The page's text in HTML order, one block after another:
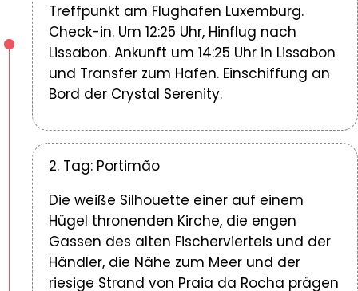
Treffpunkt am Flughafen Luxemburg.
Check-in. Um 12:25 Uhr, Hinflug nach
Lissabon. Ankunft um 14:25 Uhr in Lissabon
und Transfer zum Hafen. Einschiffung an
Bord der Crystal Serenity.
2. Tag: Portimão
Die weiße Silhouette einer auf einem
Hügel thronenden Kirche, die engen
Gassen des alten Fischerviertels und der
Händler, die Nähe zum Meer und der
riesige Strand von Praia da Rocha prägen